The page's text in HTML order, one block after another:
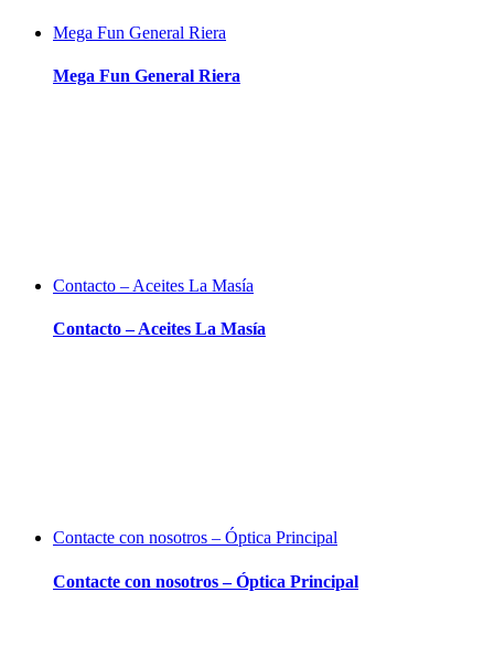
Mega Fun General Riera
Mega Fun General Riera
Contacto – Aceites La Masía
Contacto – Aceites La Masía
Contacte con nosotros – Óptica Principal
Contacte con nosotros – Óptica Principal